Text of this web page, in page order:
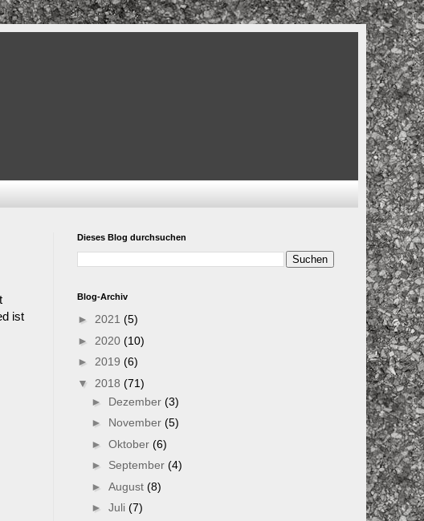
ist
Dieses Blog durchsuchen
Blog-Archiv
► 2021 (5)
► 2020 (10)
► 2019 (6)
▼ 2018 (71)
► Dezember (3)
► November (5)
► Oktober (6)
► September (4)
► August (8)
► Juli (7)